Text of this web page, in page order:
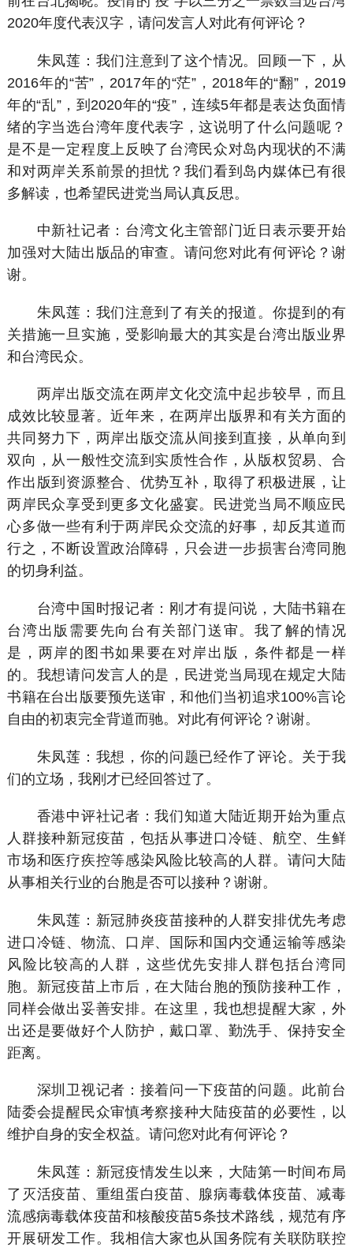
2020年度代表汉字，请问发言人对此有何评论？
朱凤莲：我们注意到了这个情况。回顾一下，从
2016年的“苦”，2017年的“茫”，2018年的“翻”，2019
年的“乱”，到2020年的“疫”，连续5年都是表达负面情
绪的字当选台湾年度代表字，这说明了什么问题呢？
是不是一定程度上反映了台湾民众对岛内现状的不满
和对两岸关系前景的担忧？我们看到岛内媒体已有很
多解读，也希望民进党当局认真反思。
中新社记者：台湾文化主管部门近日表示要开始
加强对大陆出版品的审查。请问您对此有何评论？谢
谢。
朱凤莲：我们注意到了有关的报道。你提到的有
关措施一旦实施，受影响最大的其实是台湾出版业界
和台湾民众。
两岸出版交流在两岸文化交流中起步较早，而且
成效比较显著。近年来，在两岸出版界和有关方面的
共同努力下，两岸出版交流从间接到直接，从单向到
双向，从一般性交流到实质性合作，从版权贸易、合
作出版到资源整合、优势互补，取得了积极进展，让
两岸民众享受到更多文化盛宴。民进党当局不顺应民
心多做一些有利于两岸民众交流的好事，却反其道而
行之，不断设置政治障碍，只会进一步损害台湾同胞
的切身利益。
台湾中国时报记者：刚才有提问说，大陆书籍在
台湾出版需要先向台有关部门送审。我了解的情况
是，两岸的图书如果要在对岸出版，条件都是一样
的。我想请问发言人的是，民进党当局现在规定大陆
书籍在台出版要预先送审，和他们当初追求100%言论
自由的初衷完全背道而驰。对此有何评论？谢谢。
朱凤莲：我想，你的问题已经作了评论。关于我
们的立场，我刚才已经回答过了。
香港中评社记者：我们知道大陆近期开始为重点
人群接种新冠疫苗，包括从事进口冷链、航空、生鲜
市场和医疗疾控等感染风险比较高的人群。请问大陆
从事相关行业的台胞是否可以接种？谢谢。
朱凤莲：新冠肺炎疫苗接种的人群安排优先考虑
进口冷链、物流、口岸、国际和国内交通运输等感染
风险比较高的人群，这些优先安排人群包括台湾同
胞。新冠疫苗上市后，在大陆台胞的预防接种工作，
同样会做出妥善安排。在这里，我也想提醒大家，外
出还是要做好个人防护，戴口罩、勤洗手、保持安全
距离。
深圳卫视记者：接着问一下疫苗的问题。此前台
陆委会提醒民众审慎考察接种大陆疫苗的必要性，以
维护自身的安全权益。请问您对此有何评论？
朱凤莲：新冠疫情发生以来，大陆第一时间布局
了灭活疫苗、重组蛋白疫苗、腺病毒载体疫苗、减毒
流感病毒载体疫苗和核酸疫苗5条技术路线，规范有序
开展研发工作。我相信大家也从国务院有关联防联控